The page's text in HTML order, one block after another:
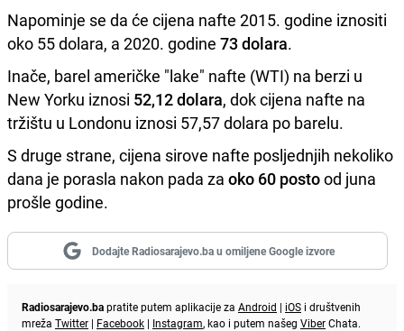
Napominje se da će cijena nafte 2015. godine iznositi
oko 55 dolara, a 2020. godine 73 dolara.
Inače, barel američke "lake" nafte (WTI) na berzi u
New Yorku iznosi 52,12 dolara, dok cijena nafte na
tržištu u Londonu iznosi 57,57 dolara po barelu.
S druge strane, cijena sirove nafte posljednjih nekoliko
dana je porasla nakon pada za oko 60 postood juna
prošle godine.
Dodajte Radiosarajevo.ba u omiljene Google izvore
Radiosarajevo.bapratite putem aplikacije za Android | iOS i društvenih
mreža Twitter | Facebook | Instagram, kao i putem našeg ViberChata.